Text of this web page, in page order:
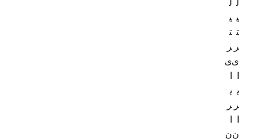
ل
ی
ت
ر
ی
ی
ر
ن
ل
ی
ت
ر
ی
ی
ر
ن